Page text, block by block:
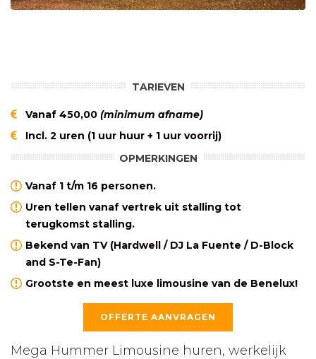
TARIEVEN
Vanaf 450,00 (minimum afname)
Incl. 2 uren (1 uur huur + 1 uur voorrij)
OPMERKINGEN
Vanaf 1 t/m 16 personen.
Uren tellen vanaf vertrek uit stalling tot
terugkomst stalling.
Bekend van TV (Hardwell / DJ La Fuente / D-Block
and S-Te-Fan)
Grootste en meest luxe limousine van de Benelux!
OFFERTE AANVRAGEN
Mega Hummer Limousine huren, werkelijk